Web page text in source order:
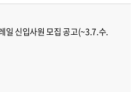
일 신입사원 모집 공고(~3.7.수.